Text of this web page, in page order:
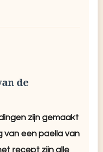
de
zijn gemaakt
van een paella van
recept zijn alle